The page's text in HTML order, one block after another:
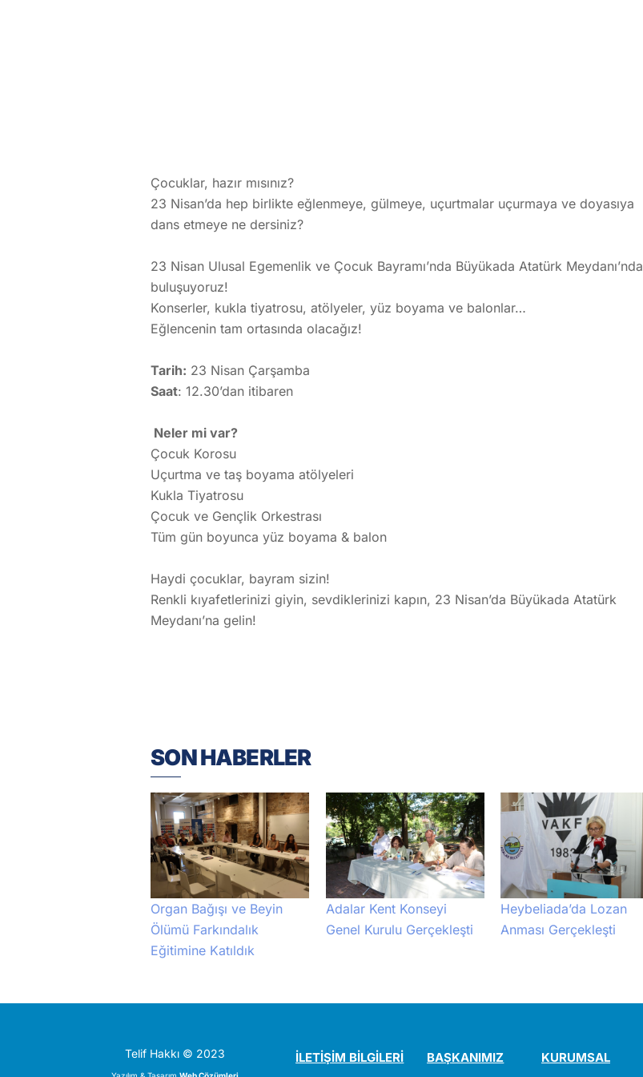
Çocuklar, hazır mısınız?
23 Nisan’da hep birlikte eğlenmeye, gülmeye, uçurtmalar uçurmaya ve doyasıya
dans etmeye ne dersiniz?
23 Nisan Ulusal Egemenlik ve Çocuk Bayramı’nda Büyükada Atatürk Meydanı’nda
buluşuyoruz!
Konserler, kukla tiyatrosu, atölyeler, yüz boyama ve balonlar…
Eğlencenin tam ortasında olacağız!
Tarih: 23 Nisan Çarşamba
Saat: 12.30’dan itibaren
Neler mi var?
Çocuk Korosu
Uçurtma ve taş boyama atölyeleri
Kukla Tiyatrosu
Çocuk ve Gençlik Orkestrası
Tüm gün boyunca yüz boyama & balon
Haydi çocuklar, bayram sizin!
Renkli kıyafetlerinizi giyin, sevdiklerinizi kapın, 23 Nisan’da Büyükada Atatürk
Meydanı’na gelin!
SON HABERLER
Organ Bağışı ve Beyin
Ölümü Farkındalık
Eğitimine Katıldık
Adalar Kent Konseyi
Genel Kurulu Gerçekleşti
Heybeliada’da Lozan
Anması Gerçekleşti
Telif Hakkı © 2023 İLETİŞİM BİLGİLERİ BAŞKANIMIZ KURUMSAL